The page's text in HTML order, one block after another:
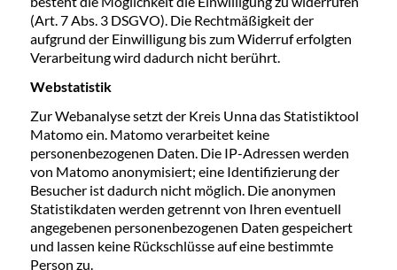
(Art. 7 Abs. 3 DSGVO). Die Rechtmäßigkeit der
aufgrund der Einwilligung bis zum Widerruf erfolgten
Verarbeitung wird dadurch nicht berührt.
Webstatistik
Zur Webanalyse setzt der Kreis Unna das Statistiktool
Matomo ein. Matomo verarbeitet keine
personenbezogenen Daten. Die IP-Adressen werden
von Matomo anonymisiert; eine Identifizierung der
Besucher ist dadurch nicht möglich. Die anonymen
Statistikdaten werden getrennt von Ihren eventuell
angegebenen personenbezogenen Daten gespeichert
und lassen keine Rückschlüsse auf eine bestimmte
Person zu.